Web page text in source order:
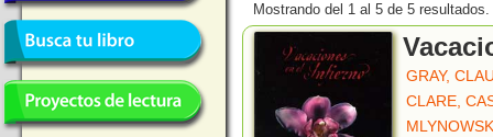
Mostrando del 1 al 5 de 5 resultados.
GRAY,
CLARE,